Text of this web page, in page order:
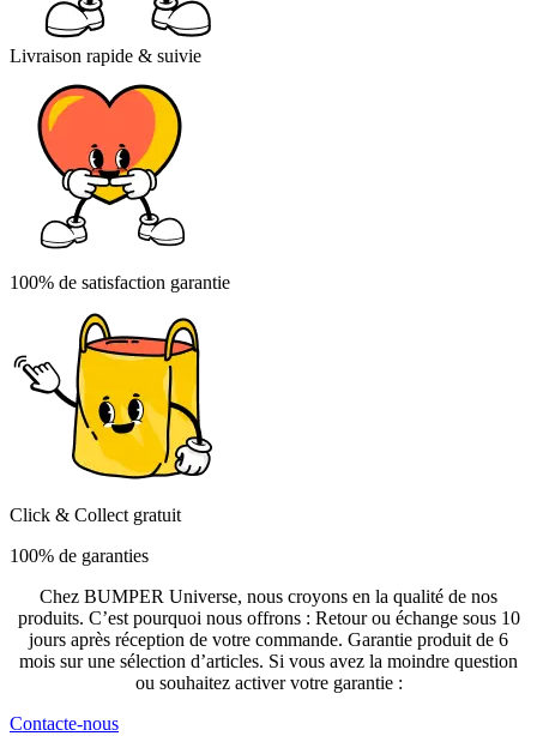
Livraison rapide & suivie
100% de satisfaction garantie
Click & Collect gratuit
100% de garanties
Chez BUMPER Universe, nous croyons en la qualité de nos
produits. C’est pourquoi nous offrons : Retour ou échange sous 10
jours après réception de votre commande. Garantie produit de 6
mois sur une sélection d’articles. Si vous avez la moindre question
ou souhaitez activer votre garantie :
Contacte-nous